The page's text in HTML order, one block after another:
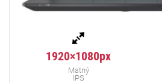
1920×1080px
Matný
IPS